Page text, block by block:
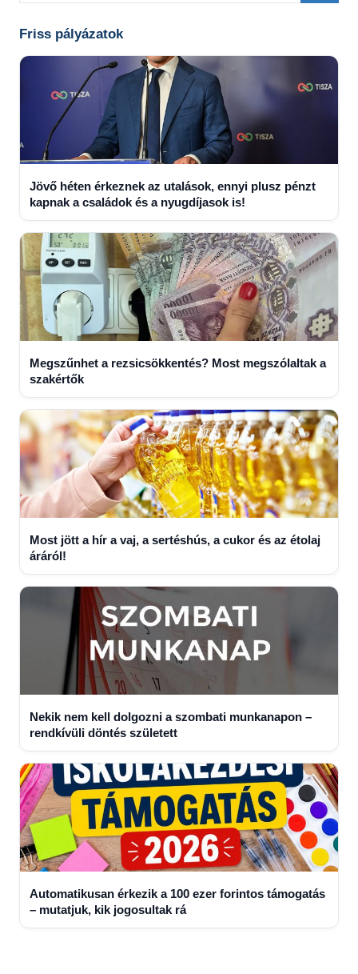
Friss pályázatok
Jövő héten érkeznek az utalások, ennyi plusz pénzt
kapnak a családok és a nyugdíjasok is!
Megszűnhet a rezsicsökkentés? Most megszólaltak a
szakértők
Most jött a hír a vaj, a sertéshús, a cukor és az étolaj
áráról!
Nekik nem kell dolgozni a szombati munkanapon –
rendkívüli döntés született
Automatikusan érkezik a 100 ezer forintos támogatás
– mutatjuk, kik jogosultak rá